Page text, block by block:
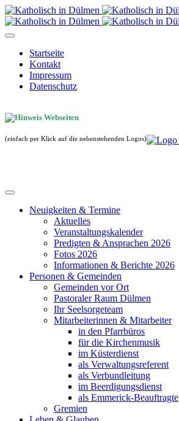
Startseite
Kontakt
Impressum
Datenschutz
(einfach per Klick auf die nebenstehenden Logos)
Neuigkeiten & Termine
Aktuelles
Veranstaltungskalender
Predigten & Ansprachen 2026
Fotos 2026
Informationen & Berichte 2026
Personen & Gemeinden
Gemeinden vor Ort
Pastoraler Raum Dülmen
Ihr Seelsorgeteam
Mitarbeiterinnen & Mitarbeiter
in den Pfarrbüros
für die Kirchenmusik
im Küsterdienst
als Verwaltungsreferent
als Verbundleitung
im Beerdigungsdienst
als Emmerick-Beauftragte
Gremien